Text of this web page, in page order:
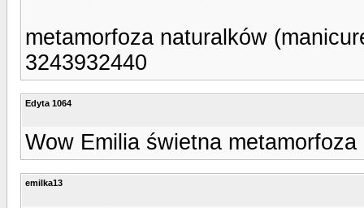
metamorfoza naturalków
3243932440
Edyta 1064
Wow Emilia świetna metamorfoza
emilka13